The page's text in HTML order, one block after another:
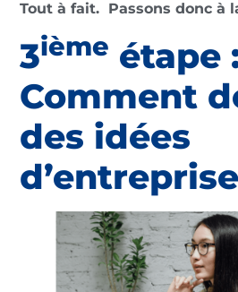
Tout à fait. Passons donc à
3ième étape
Comment
des idées